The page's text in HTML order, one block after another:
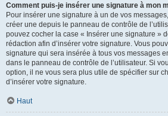
Comment puis-je insérer une signature à mon
Pour insérer une signature à un de vos
créer une depuis le panneau de contrôle de
pouvez cocher la case « Insérer une signature »
rédaction afin d’insérer votre signature. Vous
signature qui sera insérée à tous vos messages
dans le panneau de contrôle de l’utilisateur. Si
option, il ne vous sera plus utile de spécifier sur
d’insérer votre signature.
Haut